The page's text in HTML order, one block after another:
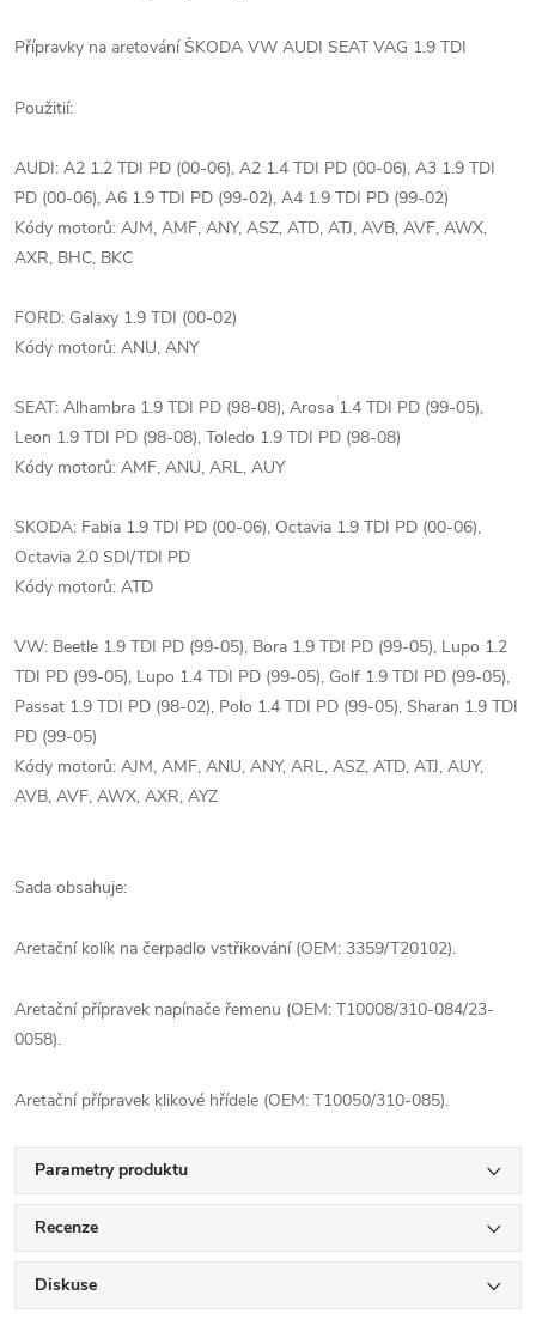
Přípravky na aretování ŠKODA VW AUDI SEAT VAG 1.9 TDI
Použitií:
AUDI: A2 1.2 TDI PD (00-06), A2 1.4 TDI PD (00-06), A3 1.9 TDI
PD (00-06), A6 1.9 TDI PD (99-02), A4 1.9 TDI PD (99-02)
Kódy motorů: AJM, AMF, ANY, ASZ, ATD, ATJ, AVB, AVF, AWX,
AXR, BHC, BKC
FORD: Galaxy 1.9 TDI (00-02)
Kódy motorů: ANU, ANY
SEAT: Alhambra 1.9 TDI PD (98-08), Arosa 1.4 TDI PD (99-05),
Leon 1.9 TDI PD (98-08), Toledo 1.9 TDI PD (98-08)
Kódy motorů: AMF, ANU, ARL, AUY
SKODA: Fabia 1.9 TDI PD (00-06), Octavia 1.9 TDI PD (00-06),
Octavia 2.0 SDI/TDI PD
Kódy motorů: ATD
VW: Beetle 1.9 TDI PD (99-05), Bora 1.9 TDI PD (99-05), Lupo 1.2
TDI PD (99-05), Lupo 1.4 TDI PD (99-05), Golf 1.9 TDI PD (99-05),
Passat 1.9 TDI PD (98-02), Polo 1.4 TDI PD (99-05), Sharan 1.9 TDI
PD (99-05)
Kódy motorů: AJM, AMF, ANU, ANY, ARL, ASZ, ATD, ATJ, AUY,
AVB, AVF, AWX, AXR, AYZ
Sada obsahuje:
Aretační kolík na čerpadlo vstřikování (OEM: 3359/T20102).
Aretační přípravek napínače řemenu (OEM: T10008/310-084/23-
0058).
Aretační přípravek klikové hřídele (OEM: T10050/310-085).
Parametry produktu
Recenze
Diskuse